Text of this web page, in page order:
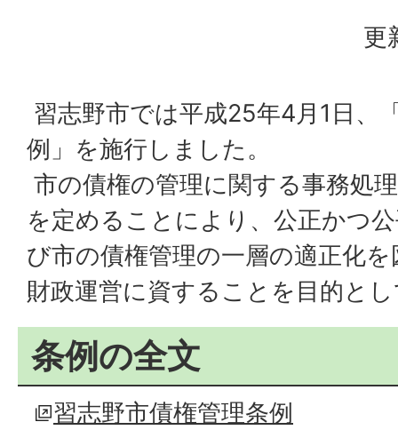
更
習志野市では平成25年4月1日、
例」を施行しました。
市の債権の管理に関する事務処
を定めることにより、公正かつ
び市の債権管理の一層の適正化
財政運営に資することを目的と
条例の全文
習志野市債権管理条例